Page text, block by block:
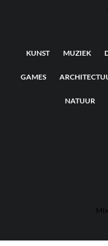
KUNST MUZIEK
GAMES
NATUUR